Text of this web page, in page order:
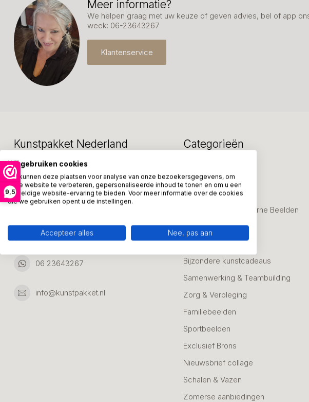
9,5
Meer informatie?
We helpen graag met uw keuze of geven advies, bel of app
week: 06-23643267
Klantenservice
Kunstpakket Nederland
Adresgegevens:
Ambachtsweg 46
3542DH Utrecht
Nederland
06 23643267
06 23643267
info@kunstpakket.nl
Categorieën
Bedanken
Jubileum & Afscheid
Alle Bronzen & Moderne Beelden
Geslaagd
Huwelijk
Bijzondere kunstcadeaus
Samenwerking & Teambuilding
Zorg & Verpleging
Familiebeelden
Sportbeelden
Exclusief Brons
Nieuwsbrief collage
Schalen & Vazen
Zomerse aanbiedingen
Wij gebruiken cookies
We kunnen deze plaatsen voor analyse van onze bezoekersgegevens, om
onze website te verbeteren, gepersonaliseerde inhoud te tonen en om u een
geweldige website-ervaring te bieden. Voor meer informatie over de cookies
die we gebruiken opent u de instellingen.
Accepteer alles Nee, pas aan